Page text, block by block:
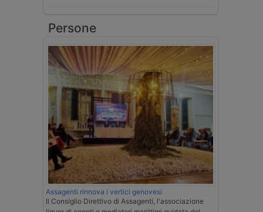
Persone
Assagenti rinnova i vertici genovesi
Il Consiglio Direttivo di Assagenti, l'associazione